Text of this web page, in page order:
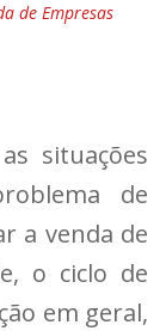
de Empresas
situações
de
a venda de
o ciclo de
em geral,